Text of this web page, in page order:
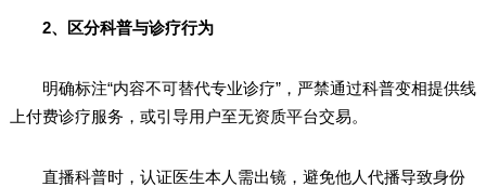
2、 区分科普与诊疗行为
明确标注“内容不可替代专业诊疗”，严禁通过科普变相提供线
上付费诊疗服务，或引导用户至无资质平台交易。
直播科普时，认证医生本人需出镜，避免他人代播导致身份